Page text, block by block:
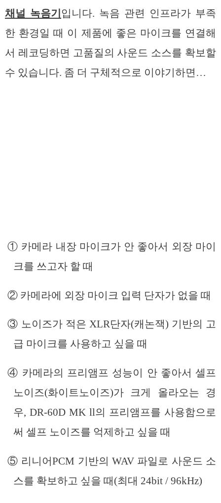
채널 녹음기 입니다. 녹음 관련 인프라가 부족
한 환경일 때 이 제품에 좋은 마이크를 연결해
서 레코딩하면 고품질의 사운드 소스를 확보할
수 있습니다. 좀 더 구체적으로 이야기하면…
① 카메라 내장 마이크가 안 좋아서 외장 마이
크를 쓰고자 할 때
② 카메라에 외장 마이크 입력 단자가 없을 때
③ 노이즈가 적은 XLR단자(캐논잭) 기반의 고
급 마이크를 사용하고 싶을 때
④ 카메라의 프리앰프 성능이 안 좋아서 셀프
노이즈(화이트노이즈)가 크게 올라오는 경
우, DR-60D MK ll의 프리앰프를 사용함으로
써 셀프 노이즈를 억제하고 싶을 때
⑤ 리니어PCM 기반의 WAV 파일로 사운드 소
스를 확보하고 싶을 때(최대 24bit / 96kHz)